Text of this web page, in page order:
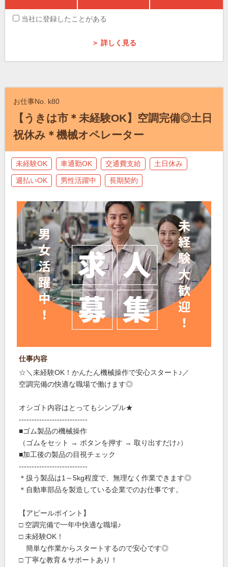
当社に登録したことがある
＞ 詳しく見る
お仕事No. k80
【うきは市＊未経験OK】空調完備◎土日
祝休み＊機械オペレーター
未経験OK 車通勤OK 交通費支給 土日休み
週払いOK 男性活躍中 長期契約
仕事内容
☆＼未経験OK！かんたん機械操作で安心スタート♪／
空調完備の快適な職場で働けます◎
オシゴト内容はとってもシンプル★
---------------------------
■ゴム製品の機械操作
（ゴムをセット → ボタンを押す → 取り出すだけ♪）
■加工後の製品の目視チェック
---------------------------
＊扱う製品は1～5kg程度で、無理なく作業できます◎
＊自動車部品を製造している企業でのお仕事です。
【アピールポイント】
□ 空調完備で一年中快適な職場♪
□ 未経験OK！
簡単な作業からスタートするので安心です◎
□ 丁寧な教育＆サポートあり！